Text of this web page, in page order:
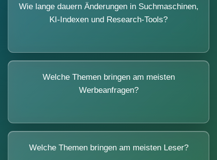
Wie lange dauern Änderungen in Suchmaschinen,
KI-Indexen und Research-Tools?
Welche Themen bringen am meisten
Werbeanfragen?
Welche Themen bringen am meisten Leser?